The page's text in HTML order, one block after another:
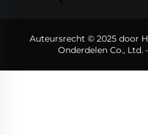
Auteursrecht © 2025 door
Onderdelen Co., Ltd.